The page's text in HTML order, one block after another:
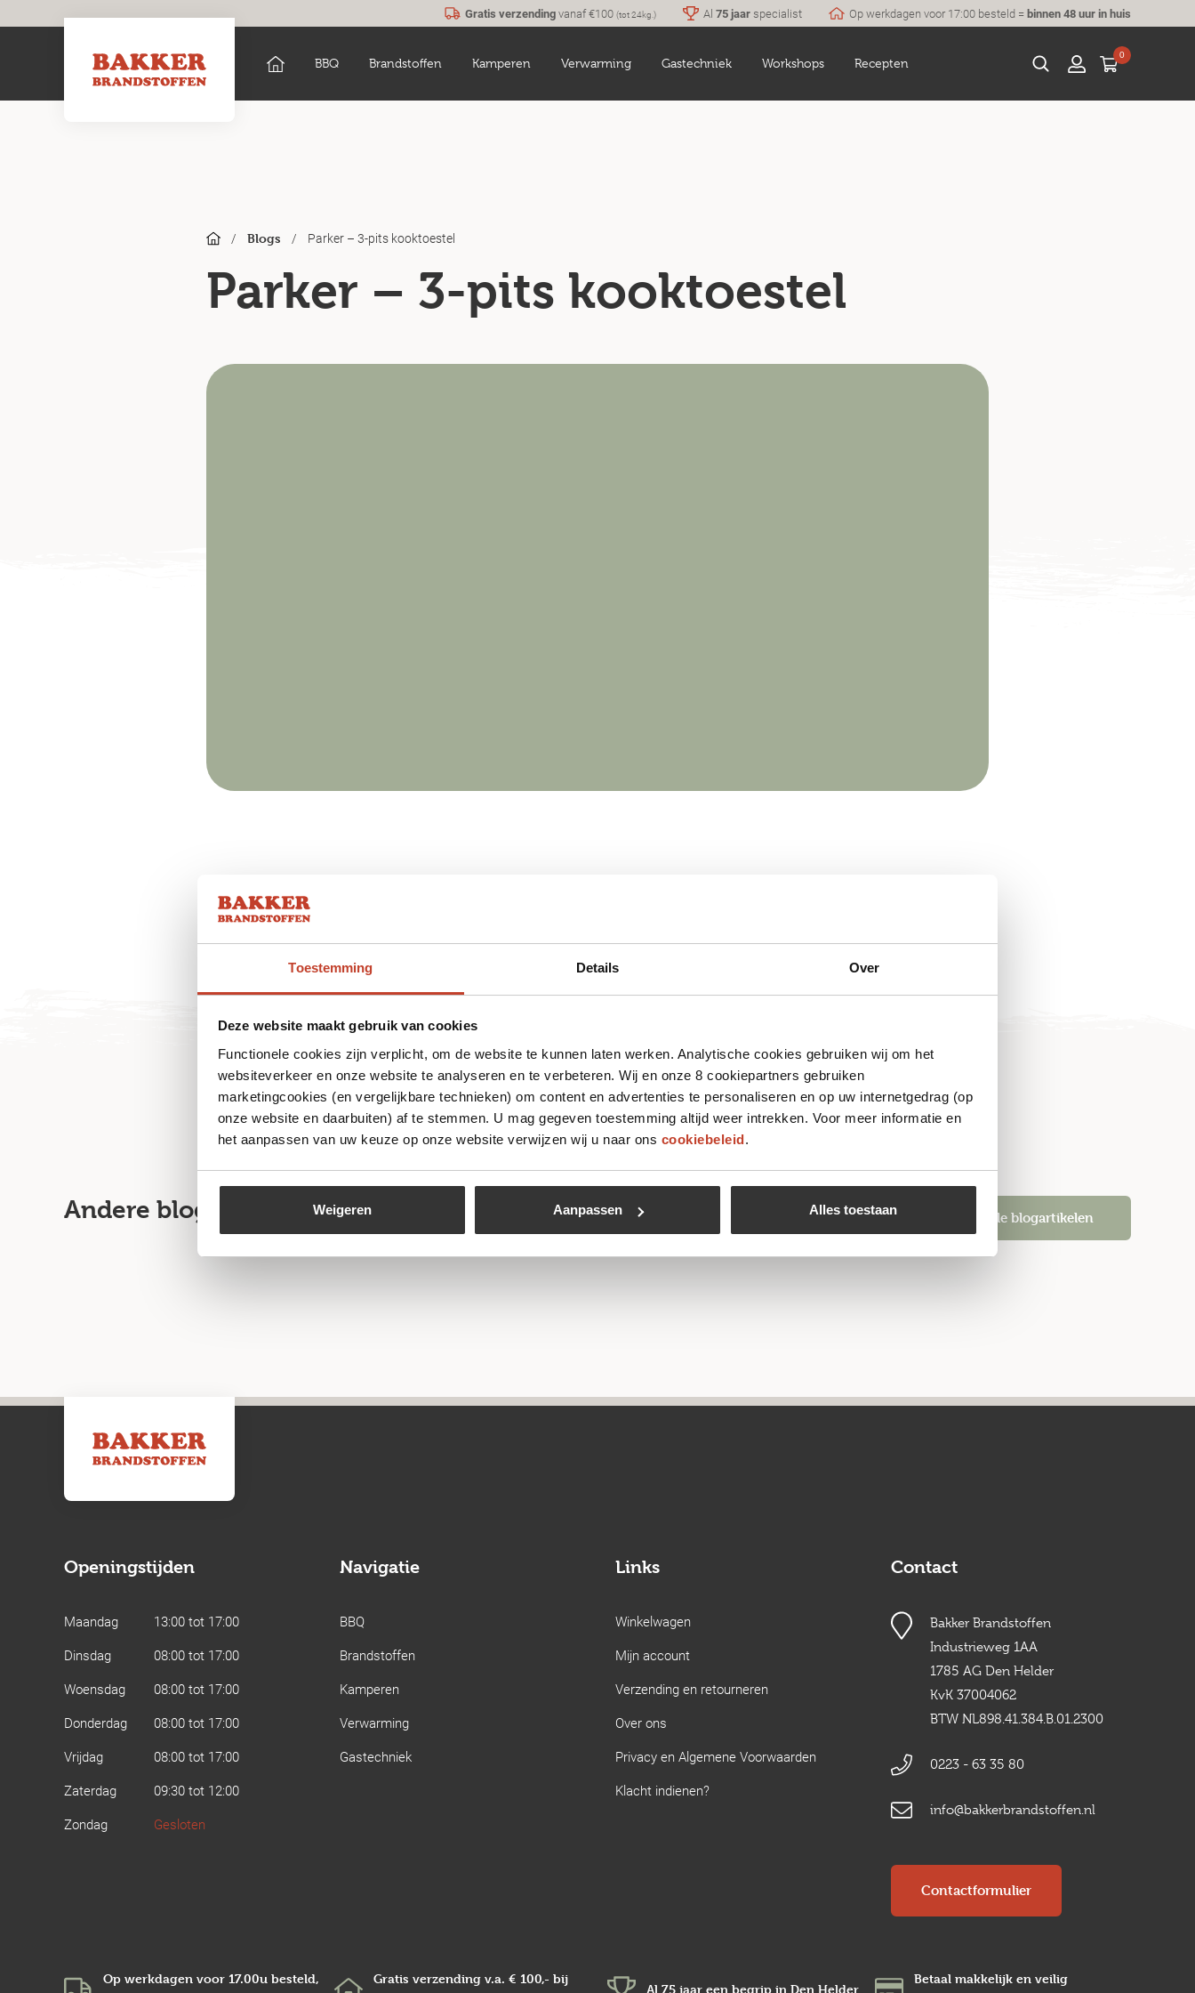
Toestemming Details Over
Deze website maakt gebruik van cookies
Functionele cookies zijn verplicht, om de website te kunnen laten werken. Analytische cookies gebruiken wij om het
websiteverkeer en onze website te analyseren en te verbeteren. Wij en onze 8 cookiepartners gebruiken
marketingcookies (en vergelijkbare technieken) om content en advertenties te personaliseren en op uw internetgedrag (op
onze website en daarbuiten) af te stemmen. U mag gegeven toestemming altijd weer intrekken. Voor meer informatie en
het aanpassen van uw keuze op onze website verwijzen wij u naar ons cookiebeleid.
Weigeren Aanpassen Alles toestaan
Gratis verzendingvanaf €100 (tot 24kg.) Al 75 jaarspecialist Op werkdagen voor 17:00 besteld =binnen 48 uur in huis
BBQ Brandstoffen Kamperen Verwarming Gastechniek Workshops Recepten
0
/ Blogs / Parker – 3-pits kooktoestel
Parker – 3-pits kooktoestel
Andere blogartikelen Alle blogartikelen
Openingstijden
Maandag
13:00 tot 17:00
Dinsdag
08:00 tot 17:00
Woensdag
08:00 tot 17:00
Donderdag
08:00 tot 17:00
Vrijdag
08:00 tot 17:00
Zaterdag
09:30 tot 12:00
Zondag
Gesloten
Navigatie
BBQ
Brandstoffen
Kamperen
Verwarming
Gastechniek
Links
Winkelwagen
Mijn account
Verzending en retourneren
Over ons
Privacy en Algemene Voorwaarden
Klacht indienen?
Contact
Bakker Brandstoffen
Industrieweg 1AA
1785 AG Den Helder
KvK 37004062
BTW NL898.41.384.B.01.2300
0223 - 63 35 80
info@bakkerbrandstoffen.nl
Contactformulier
Op werkdagen voor 17.00u besteld,
Gratis verzending v.a. € 100,- bij
Al 75 jaar een begrip in Den Helder
Betaal makkelijk en veilig